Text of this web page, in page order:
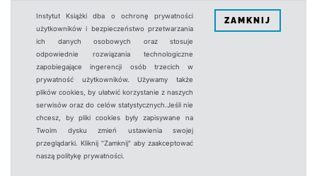
Instytut Książki dba o ochronę prywatności
użytkowników i bezpieczeństwo przetwarzania
ich danych osobowych oraz stosuje
odpowiednie rozwiązania technologiczne
zapobiegające ingerencji osób trzecich w
prywatność użytkowników. Używamy także
plików cookies, by ułatwić korzystanie z naszych
serwisów oraz do celów statystycznych.Jeśli nie
chcesz, by pliki cookies były zapisywane na
Twoim dysku zmień ustawienia swojej
przeglądarki. Kliknij "Zamknij" aby zaakceptować
naszą politykę prywatności.
ZAMKNIJ